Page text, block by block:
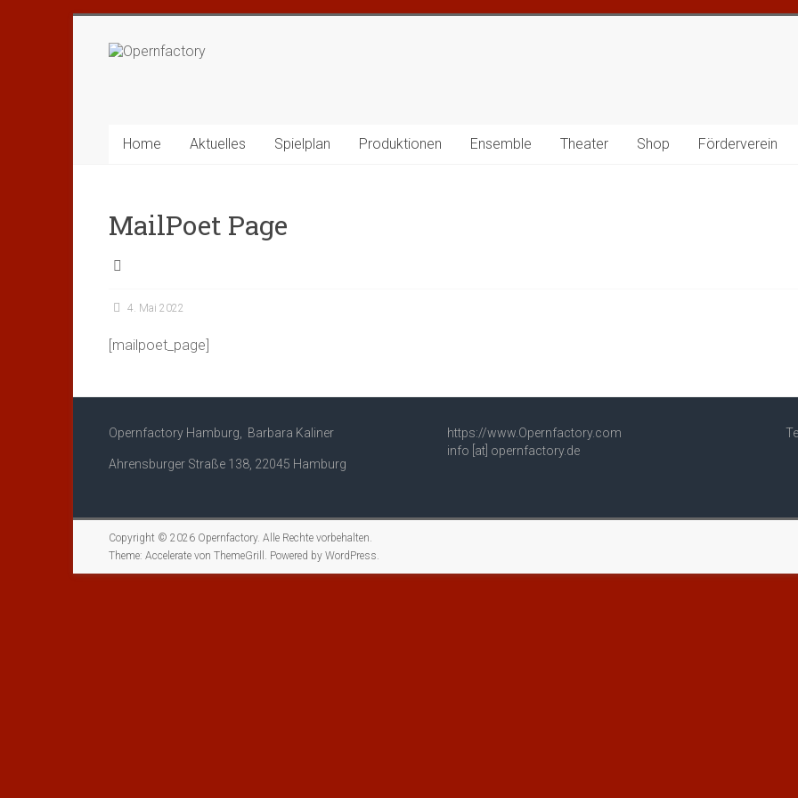
springenOpernfactory
Home Aktuelles Spielplan Produktionen Ensemble Theater Shop Förderverein
MailPoet Page
4. Mai 2022
[mailpoet_page]
Opernfactory Hamburg, Barbara Kaliner
Ahrensburger Straße 138, 22045 Hamburg
https://www.Opernfactory.com
info [at] opernfactory.de
Copyright © 2026 Opernfactory. Alle Rechte vorbehalten.
Theme: Accelerate von ThemeGrill. Powered by WordPress.